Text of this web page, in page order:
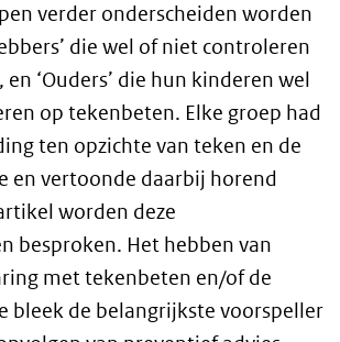
verder onderscheiden worden
die wel of niet controleren
‘Ouders’ die hun kinderen wel
op tekenbeten. Elke groep had
ten opzichte van teken en de
en vertoonde daarbij horend
worden deze
besproken. Het hebben van
met tekenbeten en/of de
bleek de belangrijkste voorspeller